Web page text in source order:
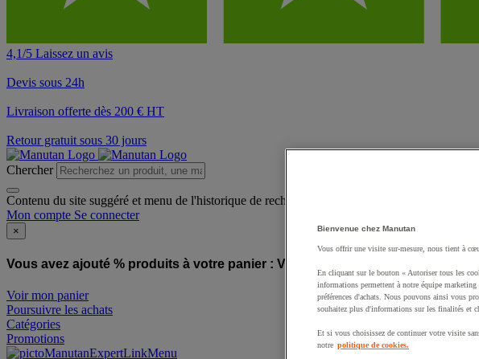
4,1/5 Laissez un avis
Devis sous 24h
Livraison offerte dès 200 € HT
Retour gratuit sous 30 jours
Chercher
Contenu du site suggéré et menu de l'historique de recherche
Mon compte Se connecter
×
Vous avez ajouté % produits à votre panier : Vous avez ajouté un produit à
Voir mon panier
Poursuivre les achats
Catégories
Promotions
Bienvenue chez Manutan
Vous offrir une visite sur-mesure, nous tient à
En cliquant sur le bouton « Autoriser tous les
informations permettent à notre équipe marketing
préférences d'achats. Nous pouvons ainsi vous
souhaitez plus d'informations sur les finalités et
Et si vous choisissez de continuer votre visite
notre politique de cookies.